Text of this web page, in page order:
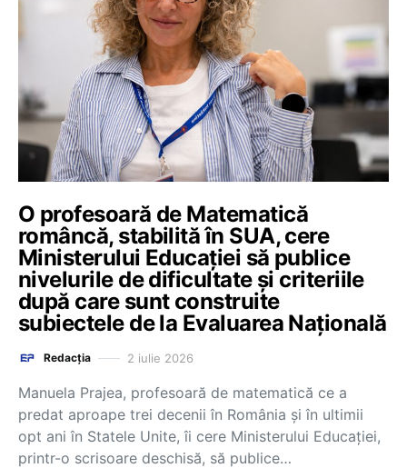
O profesoară de Matematică
româncă, stabilită în SUA, cere
Ministerului Educației să publice
nivelurile de dificultate și criteriile
după care sunt construite
subiectele de la Evaluarea Națională
Redacția 2 iulie 2026
Manuela Prajea, profesoară de matematică ce a
predat aproape trei decenii în România și în ultimii
opt ani în Statele Unite, îi cere Ministerului Educației,
printr-o scrisoare deschisă, să publice…